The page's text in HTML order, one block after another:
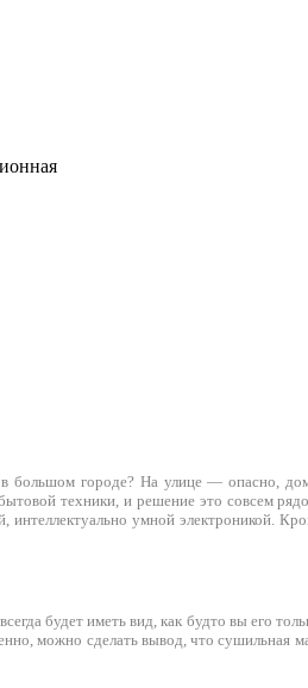
большом городе? На улице — опасно,
техники, и решение это совсем
интеллектуально умной электроникой.
будет иметь вид, как будто вы его
можно сделать вывод, что сушильная